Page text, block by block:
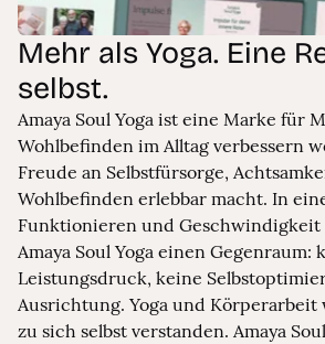
Mehr als Yoga. Eine
selbst.
Amaya Soul Yoga ist eine Marke für
Wohlbefinden im Alltag verbessern
Freude an Selbstfürsorge,
Wohlbefinden erlebbar macht. In
Funktionieren und
Amaya Soul Yoga einen Gegenraum:
Leistungsdruck, keine
Ausrichtung. Yoga und Körperarbeit
zu sich selbst verstanden. Amaya